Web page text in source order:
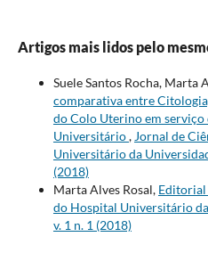
Artigos mais lidos pelo
Suele Santos Rocha, Marta
comparativa entre
do Colo Uterino em
Universitário, Jornal de
Universitário da
(2018)
Marta Alves Rosal, Editorial
do Hospital Universitário
v. 1 n. 1 (2018)